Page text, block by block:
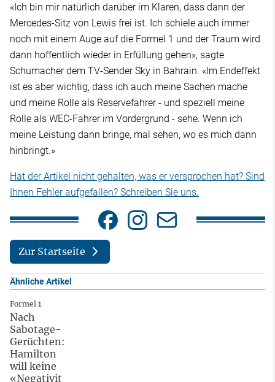
«Ich bin mir natürlich darüber im Klaren, dass dann der
Mercedes-Sitz von Lewis frei ist. Ich schiele auch immer
noch mit einem Auge auf die Formel 1 und der Traum wird
dann hoffentlich wieder in Erfüllung gehen», sagte
Schumacher dem TV-Sender Sky in Bahrain. «Im Endeffekt
ist es aber wichtig, dass ich auch meine Sachen mache
und meine Rolle als Reservefahrer - und speziell meine
Rolle als WEC-Fahrer im Vordergrund - sehe. Wenn ich
meine Leistung dann bringe, mal sehen, wo es mich dann
hinbringt.»
Hat der Artikel nicht gehalten, was er versprochen hat? Sind
Ihnen Fehler aufgefallen? Schreiben Sie uns.
Zur Startseite
Ähnliche Artikel
Formel 1
Nach
Sabotage-
Gerüchten:
Hamilton
will keine
«Negativit